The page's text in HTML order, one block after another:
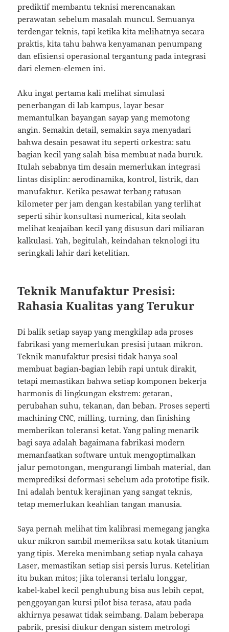
prediktif membantu teknisi merencanakan
perawatan sebelum masalah muncul. Semuanya
terdengar teknis, tapi ketika kita melihatnya secara
praktis, kita tahu bahwa kenyamanan penumpang
dan efisiensi operasional tergantung pada integrasi
dari elemen-elemen ini.
Aku ingat pertama kali melihat simulasi
penerbangan di lab kampus, layar besar
memantulkan bayangan sayap yang memotong
angin. Semakin detail, semakin saya menyadari
bahwa desain pesawat itu seperti orkestra: satu
bagian kecil yang salah bisa membuat nada buruk.
Itulah sebabnya tim desain memerlukan integrasi
lintas disiplin: aerodinamika, kontrol, listrik, dan
manufaktur. Ketika pesawat terbang ratusan
kilometer per jam dengan kestabilan yang terlihat
seperti sihir konsultasi numerical, kita seolah
melihat keajaiban kecil yang disusun dari miliaran
kalkulasi. Yah, begitulah, keindahan teknologi itu
seringkali lahir dari ketelitian.
Teknik Manufaktur Presisi:
Rahasia Kualitas yang Terukur
Di balik setiap sayap yang mengkilap ada proses
fabrikasi yang memerlukan presisi jutaan mikron.
Teknik manufaktur presisi tidak hanya soal
membuat bagian-bagian lebih rapi untuk dirakit,
tetapi memastikan bahwa setiap komponen bekerja
harmonis di lingkungan ekstrem: getaran,
perubahan suhu, tekanan, dan beban. Proses seperti
machining CNC, milling, turning, dan finishing
memberikan toleransi ketat. Yang paling menarik
bagi saya adalah bagaimana fabrikasi modern
memanfaatkan software untuk mengoptimalkan
jalur pemotongan, mengurangi limbah material, dan
memprediksi deformasi sebelum ada prototipe fisik.
Ini adalah bentuk kerajinan yang sangat teknis,
tetap memerlukan keahlian tangan manusia.
Saya pernah melihat tim kalibrasi memegang jangka
ukur mikron sambil memeriksa satu kotak titanium
yang tipis. Mereka menimbang setiap nyala cahaya
Laser, memastikan setiap sisi persis lurus. Ketelitian
itu bukan mitos; jika toleransi terlalu longgar,
kabel-kabel kecil penghubung bisa aus lebih cepat,
penggoyangan kursi pilot bisa terasa, atau pada
akhirnya pesawat tidak seimbang. Dalam beberapa
pabrik, presisi diukur dengan sistem metrologi